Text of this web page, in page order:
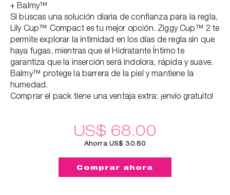
+ Balmy™
Si buscas una solución diaria de confianza para la regla,
Lily Cup™ Compact es tu mejor opción. Ziggy Cup™ 2 te
permite explorar la intimidad en los días de regla sin que
haya fugas, mientras que el Hidratante Íntimo te
garantiza que la inserción será indolora, rápida y suave.
Balmy™ protege la barrera de la piel y mantiene la
humedad.
Comprar el pack tiene una ventaja extra: ¡envío gratuito!
US$ 68.00
Ahorra US$ 30.80
Comprar ahora